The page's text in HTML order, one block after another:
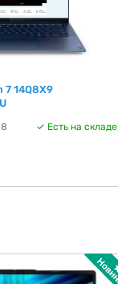
7 14Q8X9
Есть на складе